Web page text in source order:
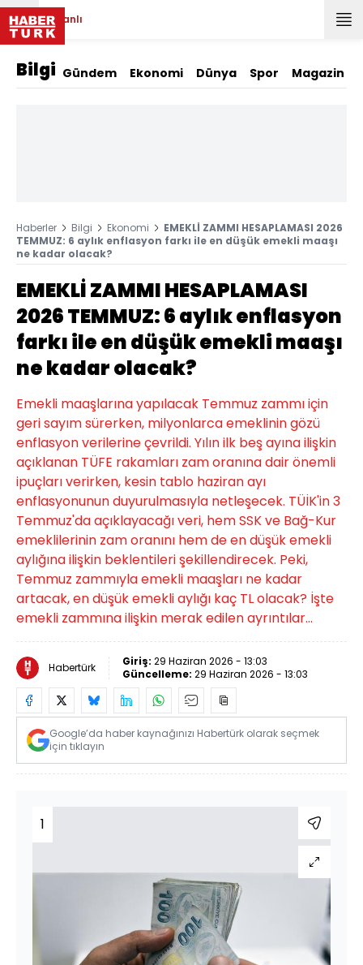
Canlı
Bilgi Gündem Ekonomi Dünya Spor Magazin
Haberler Bilgi Ekonomi
EMEKLİ ZAMMI HESAPLAMASI 2026
TEMMUZ: 6 aylık enflasyon farkı ile en düşük emekli maaşı
ne kadar olacak?
EMEKLİ ZAMMI HESAPLAMASI
2026 TEMMUZ: 6 aylık enflasyon
farkı ile en düşük emekli maaşı
ne kadar olacak?
Emekli maaşlarına yapılacak Temmuz zammı için
geri sayım sürerken, milyonlarca emeklinin gözü
enflasyon verilerine çevrildi. Yılın ilk beş ayına ilişkin
açıklanan TÜFE rakamları zam oranına dair önemli
ipuçları verirken, kesin tablo haziran ayı
enflasyonunun duyurulmasıyla netleşecek. TÜİK'in 3
Temmuz'da açıklayacağı veri, hem SSK ve Bağ-Kur
emeklilerinin zam oranını hem de en düşük emekli
aylığına ilişkin beklentileri şekillendirecek. Peki,
Temmuz zammıyla emekli maaşları ne kadar
artacak, en düşük emekli aylığı kaç TL olacak? İşte
emekli zammına ilişkin merak edilen ayrıntılar...
Habertürk Giriş: 29 Haziran 2026 - 13:03
Güncelleme: 29 Haziran 2026 - 13:03
Google’da haber kaynağınızı Habertürk olarak seçmek
için tıklayın
1